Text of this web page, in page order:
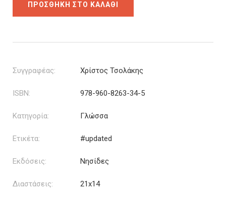
ΠΡΟΣΘΉΚΗ ΣΤΟ ΚΑΛΆΘΙ
Συγγραφέας: Χρίστος Τσολάκης
ISBN: 978-960-8263-34-5
Κατηγορία: Γλώσσα
Ετικέτα: #updated
Εκδόσεις: Νησίδες
Διαστάσεις: 21x14